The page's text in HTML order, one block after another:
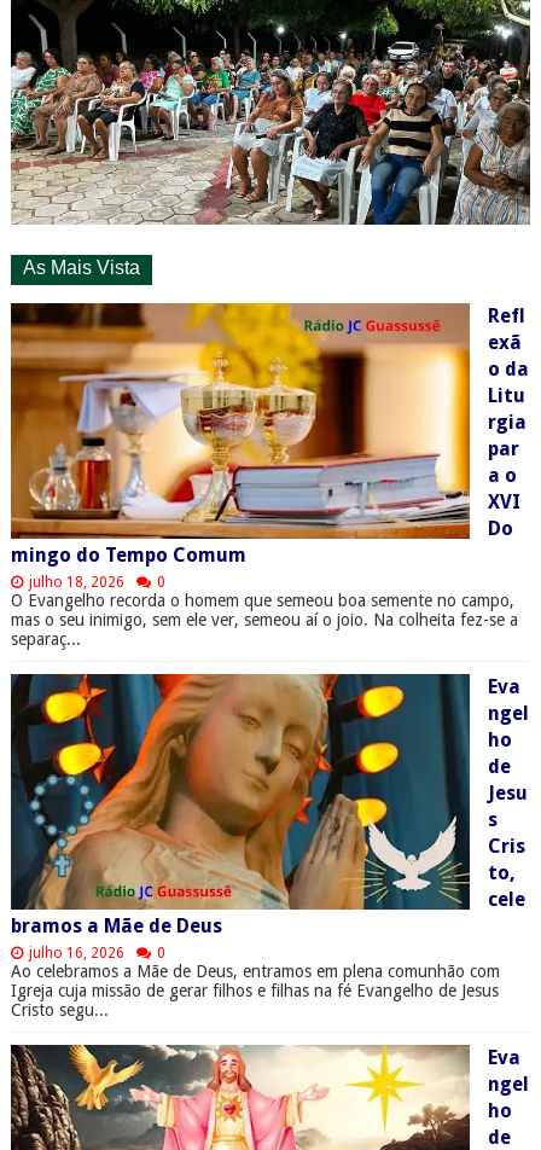
As Mais Vista
Refl
exã
o da
Litu
rgia
par
a o
XVI
Do
mingo do Tempo Comum
julho 18, 2026 0
O Evangelho recorda o homem que semeou boa semente no campo,
mas o seu inimigo, sem ele ver, semeou aí o joio. Na colheita fez-se a
separaç...
Eva
ngel
ho
de
Jesu
s
Cris
to,
cele
bramos a Mãe de Deus
julho 16, 2026 0
Ao celebramos a Mãe de Deus, entramos em plena comunhão com
Igreja cuja missão de gerar filhos e filhas na fé Evangelho de Jesus
Cristo segu...
Eva
ngel
ho
de